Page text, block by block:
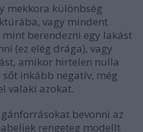
mekkora különbség
vagy mindent
berendezni egy lakást
(ez elég drága), vagy
amikor hirtelen nulla
inkább negatív, még
valaki azokat.
bevonni az
rengeteg modellt